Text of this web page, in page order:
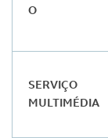
O
SERVIÇO
MULTIMÉDIA